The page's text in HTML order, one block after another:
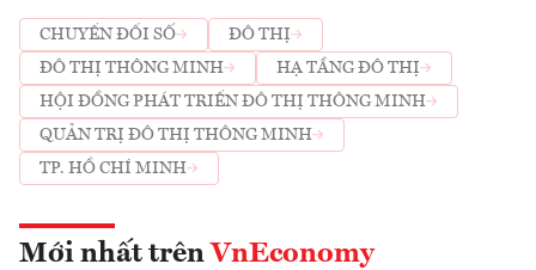
CHUYỂN ĐỔI SỐ
ĐÔ THỊ
ĐÔ THỊ THÔNG MINH
HẠ TẦNG ĐÔ THỊ
HỘI ĐỒNG PHÁT TRIỂN ĐÔ THỊ THÔNG MINH
QUẢN TRỊ ĐÔ THỊ THÔNG MINH
TP. HỒ CHÍ MINH
Mới nhất trên VnEconomy